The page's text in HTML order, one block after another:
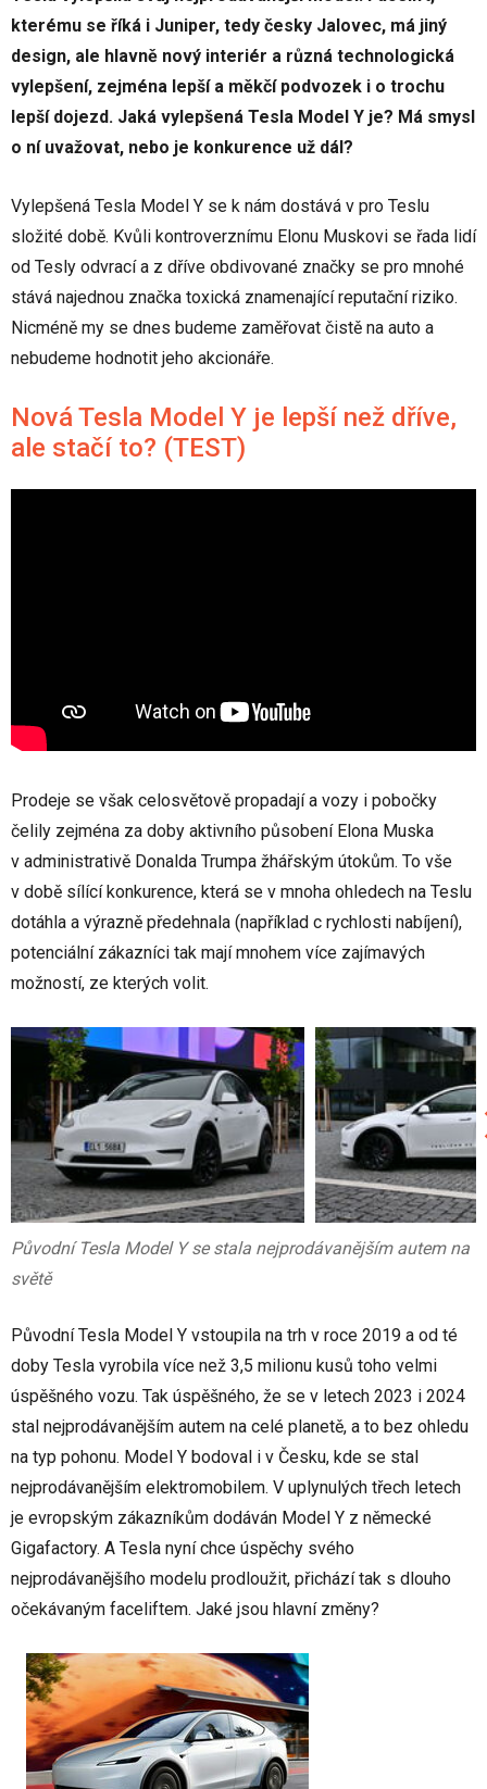
kterému se říká i Juniper, tedy česky Jalovec, má jiný
design, ale hlavně nový interiér a různá technologická
vylepšení, zejména lepší a měkčí podvozek i o trochu
lepší dojezd. Jaká vylepšená Tesla Model Y je? Má smysl
o ní uvažovat, nebo je konkurence už dál?
Vylepšená Tesla Model Y se k nám dostává v pro Teslu
složité době. Kvůli kontroverznímu Elonu Muskovi se řada lidí
od Tesly odvrací a z dříve obdivované značky se pro mnohé
stává najednou značka toxická znamenající reputační riziko.
Nicméně my se dnes budeme zaměřovat čistě na auto a
nebudeme hodnotit jeho akcionáře.
Nová Tesla Model Y je lepší než dříve,
ale stačí to? (TEST)
Prodeje se však celosvětově propadají a vozy i pobočky
čelily zejména za doby aktivního působení Elona Muska
v administrativě Donalda Trumpa žhářským útokům. To vše
v době sílící konkurence, která se v mnoha ohledech na Teslu
dotáhla a výrazně předehnala (například c rychlosti nabíjení),
potenciální zákazníci tak mají mnohem více zajímavých
možností, ze kterých volit.
Původní Tesla Model Y se stala nejprodávanějším autem na
světě
Původní Tesla Model Y vstoupila na trh v roce 2019 a od té
doby Tesla vyrobila více než 3,5 milionu kusů toho velmi
úspěšného vozu. Tak úspěšného, že se v letech 2023 i 2024
stal nejprodávanějším autem na celé planetě, a to bez ohledu
na typ pohonu. Model Y bodoval i v Česku, kde se stal
nejprodávanějším elektromobilem. V uplynulých třech letech
je evropským zákazníkům dodáván Model Y z německé
Gigafactory. A Tesla nyní chce úspěchy svého
nejprodávanějšího modelu prodloužit, přichází tak s dlouho
očekávaným faceliftem. Jaké jsou hlavní změny?